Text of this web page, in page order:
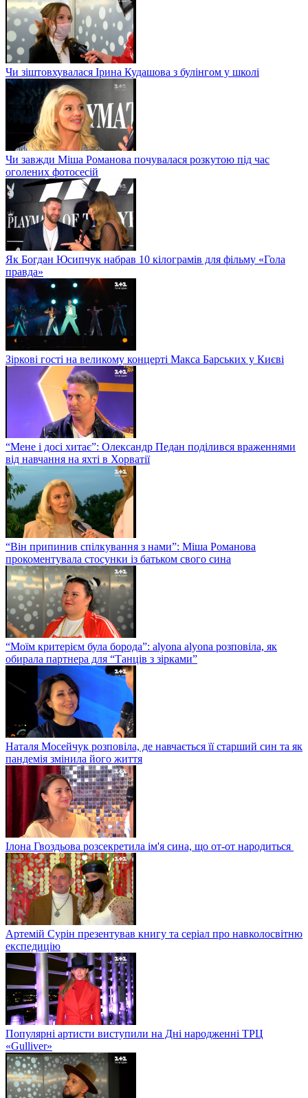
Чи зіштовхувалася Ірина Кудашова з булінгом у школі
Чи завжди Міша Романова почувалася розкутою під час
оголених фотосесій
Як Богдан Юсипчук набрав 10 кілограмів для фільму «Гола
правда»
Зіркові гості на великому концерті Макса Барських у Києві
“Мене і досі хитає”: Олександр Педан поділився враженнями
від навчання на яхті в Хорватії
“Він припинив спілкування з нами”: Міша Романова
прокоментувала стосунки із батьком свого сина
“Моїм критерієм була борода”: alyona alyona розповіла, як
обирала партнера для “Танців з зірками”
Наталя Мосейчук розповіла, де навчається її старший син та як
пандемія змінила його життя
Ілона Гвоздьова розсекретила ім'я сина, що от-от народиться
Артемій Сурін презентував книгу та серіал про навколосвітню
експедицію
Популярні артисти виступили на Дні народженні ТРЦ
«Gulliver»